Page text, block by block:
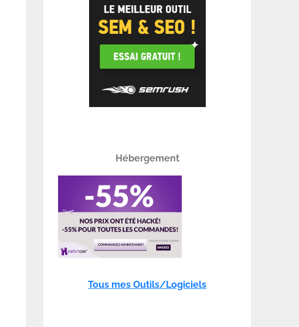
Hébergement
Tous mes Outils/Logiciels